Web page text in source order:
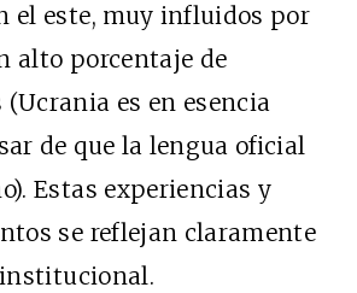
el este, muy influidos por
alto porcentaje de
es en esencia
de que la lengua oficial
Estas experiencias y
se reflejan claramente